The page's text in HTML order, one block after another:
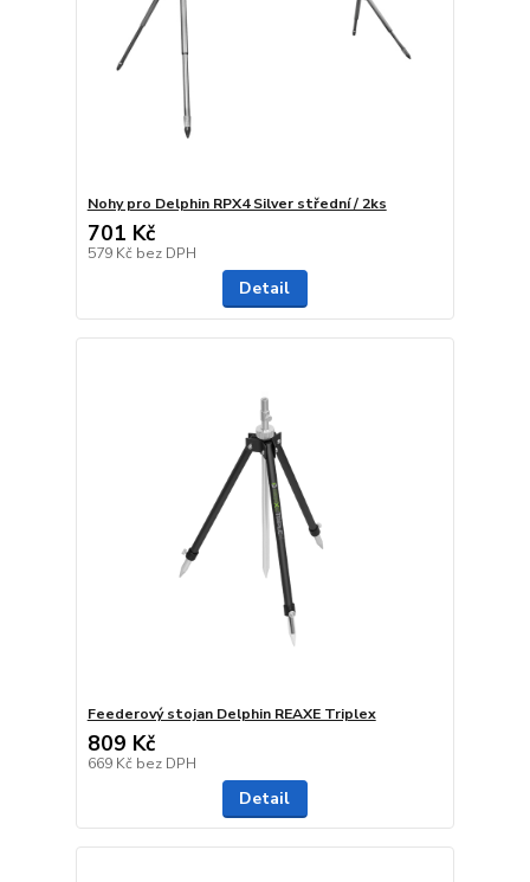
Nohy pro Delphin RPX4 Silver střední / 2ks
701 Kč
579 Kč bez DPH
Detail
Feederový stojan Delphin REAXE Triplex
809 Kč
669 Kč bez DPH
Detail